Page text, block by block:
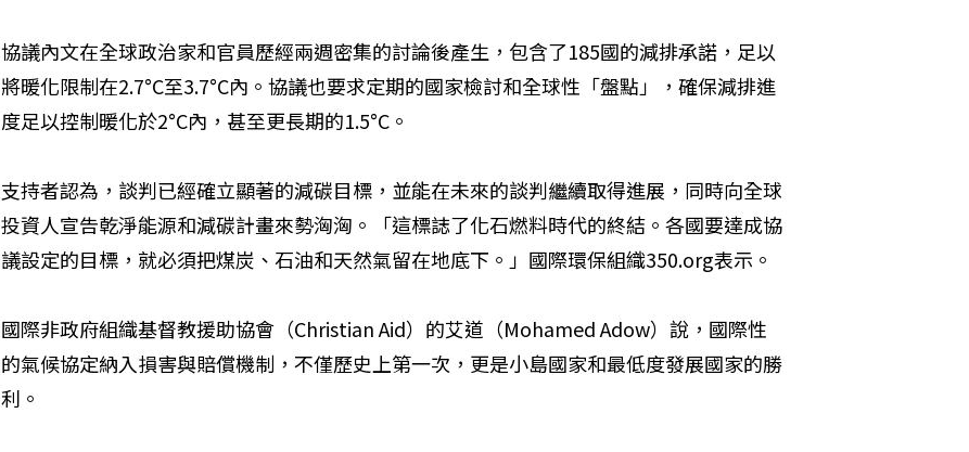
協議內文在全球政治家和官員歷經兩週密集的討論後產生，包含了185國的減排承諾，足以
將暖化限制在2.7°C至3.7°C內。協議也要求定期的國家檢討和全球性「盤點」，確保減排進
度足以控制暖化於2°C內，甚至更長期的1.5°C。
支持者認為，談判已經確立顯著的減碳目標，並能在未來的談判繼續取得進展，同時向全球
投資人宣告乾淨能源和減碳計畫來勢洶洶。「這標誌了化石燃料時代的終結。各國要達成協
議設定的目標，就必須把煤炭、石油和天然氣留在地底下。」國際環保組織350.org表示。
國際非政府組織基督教援助協會（Christian Aid）的艾道（Mohamed Adow）說，國際性
的氣候協定納入損害與賠償機制，不僅歷史上第一次，更是小島國家和最低度發展國家的勝
利。